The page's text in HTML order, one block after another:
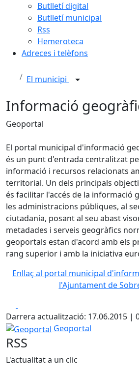
Butlletí digital
Butlletí municipal
Rss
Hemeroteca
Adreces i telèfons
El municipi
Informació
Geoportal
El portal municipal d'informació
és un punt d'entrada centralitzat
informació i recursos relacionats
territorial. Un dels principals
és facilitar l'accés de la informació
les administracions públiques, al
ciutadania, posant al seu abast
metadades i serveis geogràfics
geoportals estan d'acord amb els
rang superior i amb la iniciativa
Enllaç al portal municipal
l'Ajuntament de
Darrera actualització: 17.06.2015 |
Geoportal
Geoportal
RSS
L'actualitat a un clic